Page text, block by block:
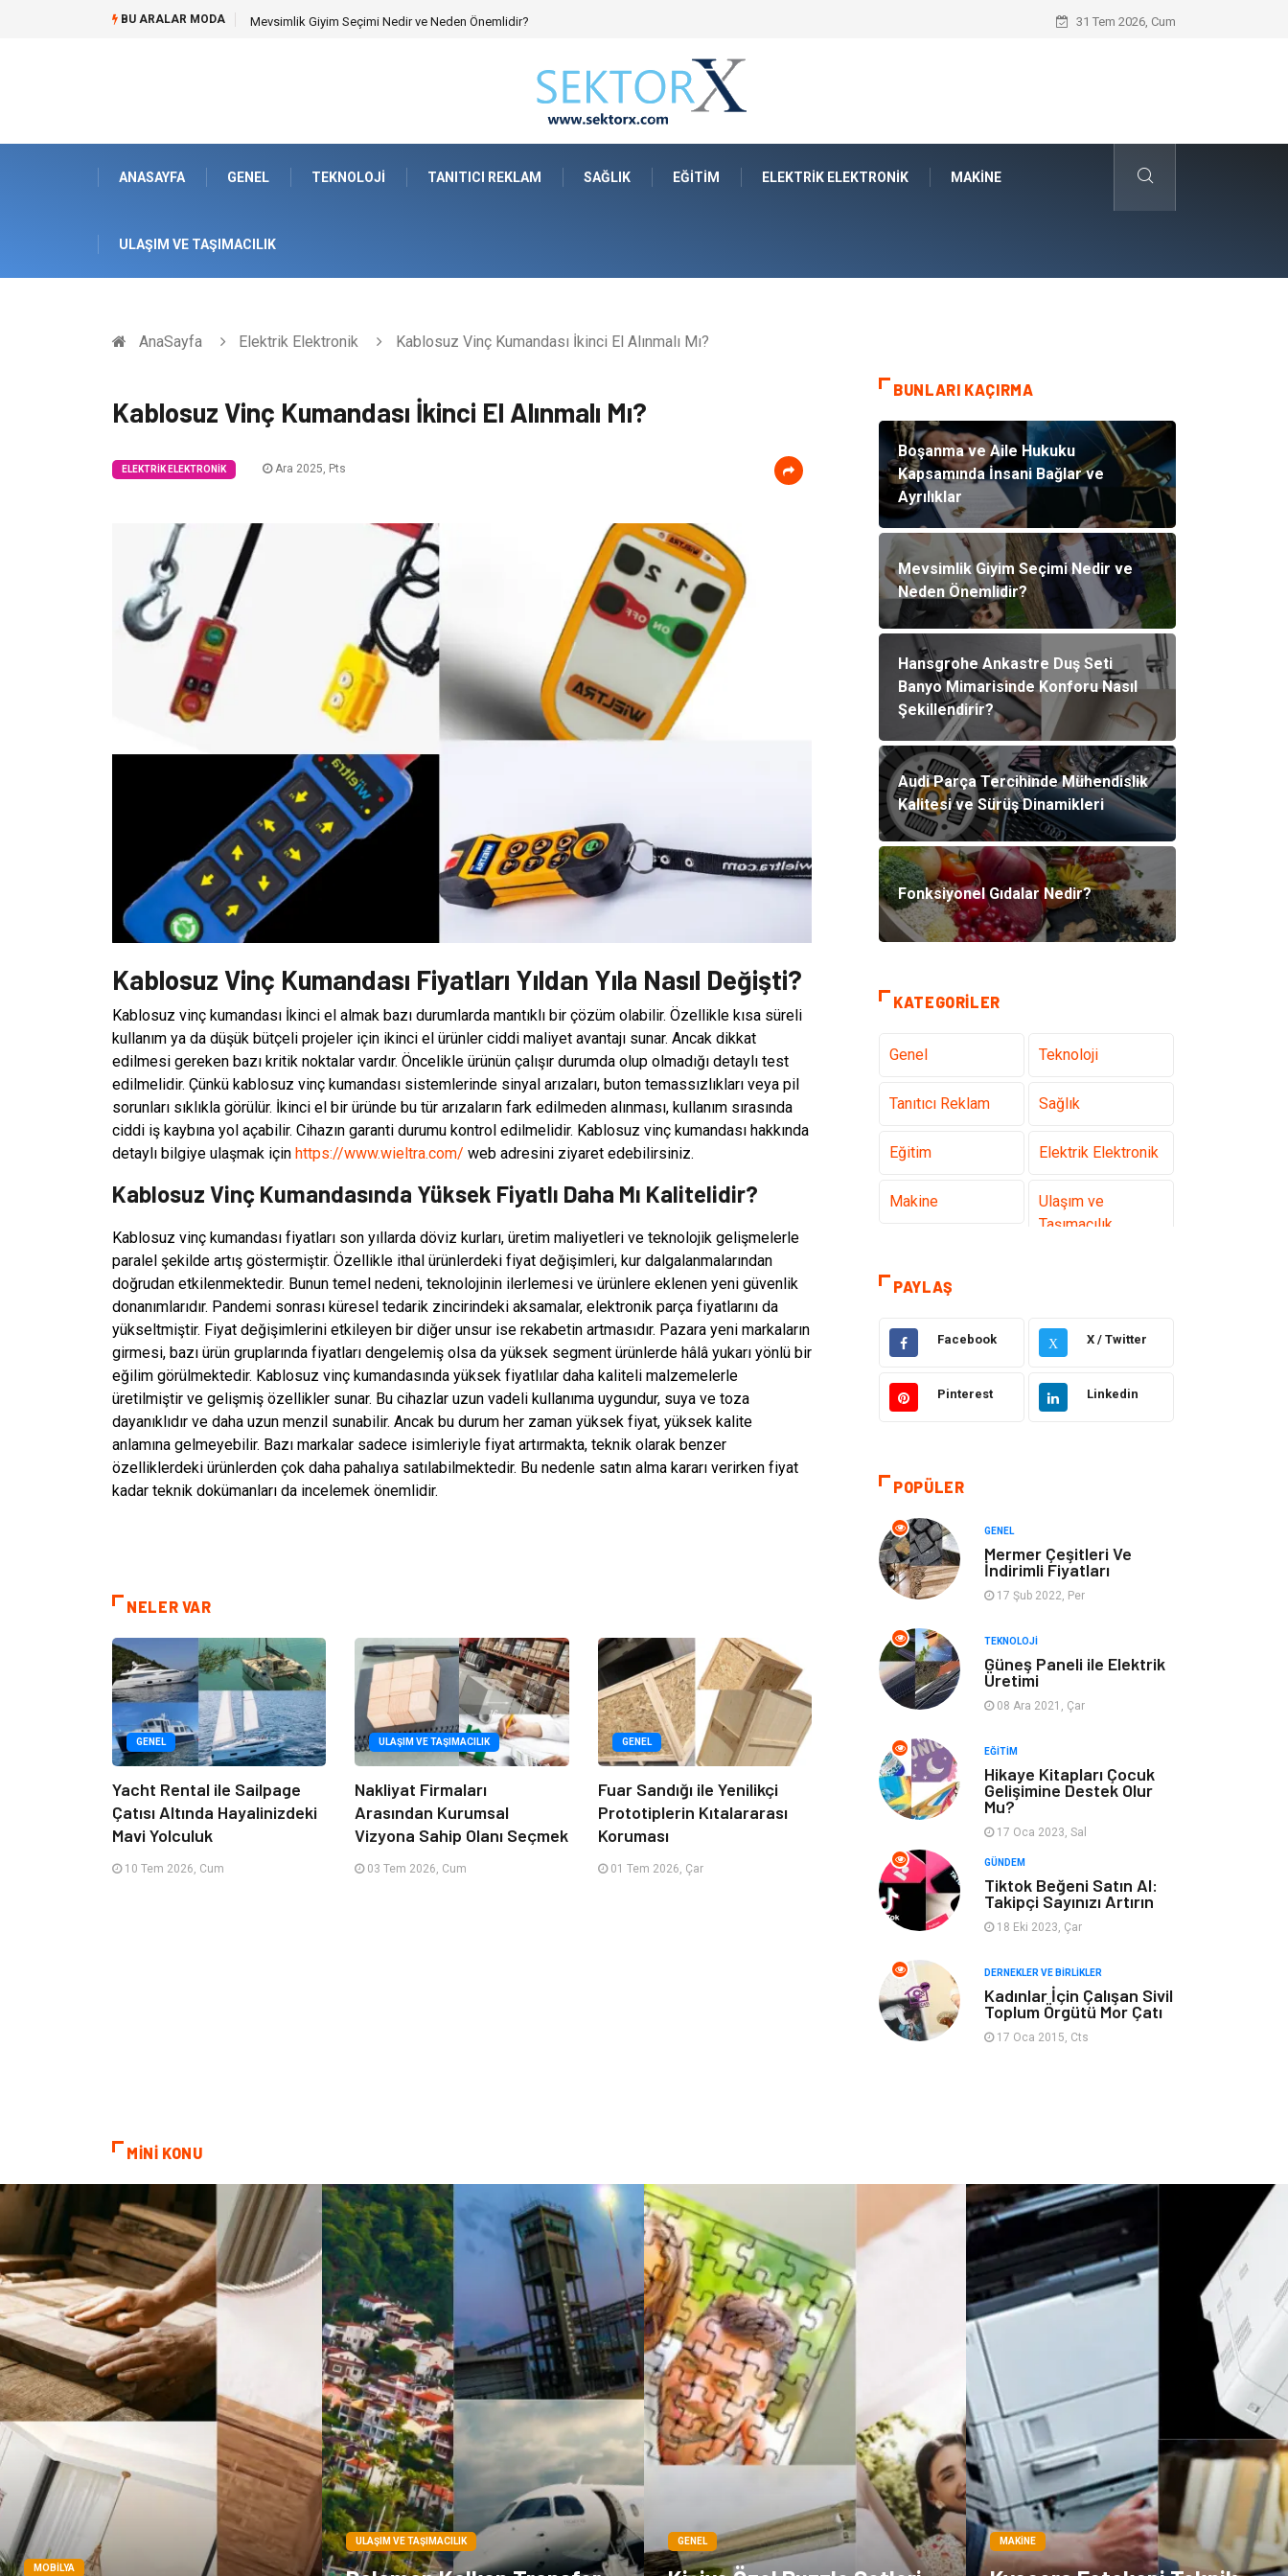
BU ARALAR MODA Hansgrohe Ankastre Duş Seti Banyo Mimarisinde Konforu Nasıl Şekillendirir? Audi Parça Tercihinde Mühendislik
31 Tem 2026, Cum
ANASAYFA GENEL TEKNOLOJI TANITICI REKLAM SAĞLIK EĞITIM ELEKTRIK ELEKTRONIK MAKINE
ULAŞIM VE TAŞIMACILIK
AnaSayfa Elektrik Elektronik Kablosuz Vinç Kumandası İkinci El Alınmalı Mı?
Kablosuz Vinç Kumandası İkinci El Alınmalı Mı?
ELEKTRIK ELEKTRONIK Ara 2025, Pts
Kablosuz Vinç Kumandası Fiyatları Yıldan Yıla Nasıl Değişti?
Kablosuz vinç kumandası İkinci el almak bazı durumlarda mantıklı bir çözüm olabilir. Özellikle kısa süreli
kullanım ya da düşük bütçeli projeler için ikinci el ürünler ciddi maliyet avantajı sunar. Ancak dikkat
edilmesi gereken bazı kritik noktalar vardır. Öncelikle ürünün çalışır durumda olup olmadığı detaylı test
edilmelidir. Çünkü kablosuz vinç kumandası sistemlerinde sinyal arızaları, buton temassızlıkları veya pil
sorunları sıklıkla görülür. İkinci el bir üründe bu tür arızaların fark edilmeden alınması, kullanım sırasında
ciddi iş kaybına yol açabilir. Cihazın garanti durumu kontrol edilmelidir. Kablosuz vinç kumandası hakkında
detaylı bilgiye ulaşmak için https://www.wieltra.com/ web adresini ziyaret edebilirsiniz.
Kablosuz Vinç Kumandasında Yüksek Fiyatlı Daha Mı Kalitelidir?
Kablosuz vinç kumandası fiyatları son yıllarda döviz kurları, üretim maliyetleri ve teknolojik gelişmelerle
paralel şekilde artış göstermiştir. Özellikle ithal ürünlerdeki fiyat değişimleri, kur dalgalanmalarından
doğrudan etkilenmektedir. Bunun temel nedeni, teknolojinin ilerlemesi ve ürünlere eklenen yeni güvenlik
donanımlarıdır. Pandemi sonrası küresel tedarik zincirindeki aksamalar, elektronik parça fiyatlarını da
yükseltmiştir. Fiyat değişimlerini etkileyen bir diğer unsur ise rekabetin artmasıdır. Pazara yeni markaların
girmesi, bazı ürün gruplarında fiyatları dengelemiş olsa da yüksek segment ürünlerde hâlâ yukarı yönlü bir
eğilim görülmektedir. Kablosuz vinç kumandasında yüksek fiyatlılar daha kaliteli malzemelerle
üretilmiştir ve gelişmiş özellikler sunar. Bu cihazlar uzun vadeli kullanıma uygundur, suya ve toza
dayanıklıdır ve daha uzun menzil sunabilir. Ancak bu durum her zaman yüksek fiyat, yüksek kalite
anlamına gelmeyebilir. Bazı markalar sadece isimleriyle fiyat artırmakta, teknik olarak benzer
özelliklerdeki ürünlerden çok daha pahalıya satılabilmektedir. Bu nedenle satın alma kararı verirken fiyat
kadar teknik dokümanları da incelemek önemlidir.
NELER VAR
GENEL
Yacht Rental ile Sailpage
Çatısı Altında Hayalinizdeki
Mavi Yolculuk
10 Tem 2026, Cum
ULAŞIM VE TAŞIMACILIK
Nakliyat Firmaları
Arasından Kurumsal
Vizyona Sahip Olanı Seçmek
03 Tem 2026, Cum
GENEL
Fuar Sandığı ile Yenilikçi
Prototiplerin Kıtalararası
Koruması
01 Tem 2026, Çar
BUNLARI KAÇIRMA
Boşanma ve Aile Hukuku
Kapsamında İnsani Bağlar ve
Ayrılıklar
Mevsimlik Giyim Seçimi Nedir ve
Neden Önemlidir?
Hansgrohe Ankastre Duş Seti
Banyo Mimarisinde Konforu Nasıl
Şekillendirir?
Audi Parça Tercihinde Mühendislik
Kalitesi ve Sürüş Dinamikleri
Fonksiyonel Gıdalar Nedir?
KATEGORILER
Genel Teknoloji
Tanıtıcı Reklam Sağlık
Eğitim Elektrik Elektronik
Makine
Ulaşım ve
Taşımacılık
Gıda
Yazılım
Yapı İnşaat
Hizmet
Tatil Emlak
Güzellik & Bakım
Organizasyon Metal Maden
Spor
Turizm Finans & Ekonomi
Hediyelik Eşya Plastik
Aksesuar Basın Yayın
Bebek Giyim Nakliyat
İnternet Kiralama
Telekomünikasyon Alüminyum
Hayvancılık
Dernekler ve
Birlikler
İthalat İhracat
PAYLAŞ
Facebook X X / Twitter
Pinterest Linkedin
POPÜLER
GENEL
Mermer Çeşitleri Ve
İndirimli Fiyatları
17 Şub 2022, Per
TEKNOLOJI
Güneş Paneli ile Elektrik
Üretimi
08 Ara 2021, Çar
EĞITIM
Hikaye Kitapları Çocuk
Gelişimine Destek Olur
Mu?
17 Oca 2023, Sal
GÜNDEM
Tiktok Beğeni Satın Al:
Takipçi Sayınızı Artırın
18 Eki 2023, Çar
DERNEKLER VE BIRLIKLER
Kadınlar İçin Çalışan Sivil
Toplum Örgütü Mor Çatı
17 Oca 2015, Cts
MİNİ KONU
MOBILYA
ULAŞIM VE TAŞIMACILIK GENEL MAKINE